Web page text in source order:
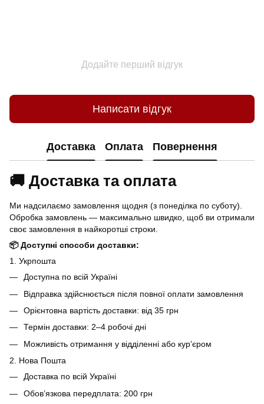
Додайте перший відгук
Написати відгук
Доставка Оплата Повернення
🚚 Доставка та оплата
Ми надсилаємо замовлення щодня (з понеділка по суботу).
Обробка замовлень — максимально швидко, щоб ви отримали
своє замовлення в найкоротші строки.
📦 Доступні способи доставки:
1. Укрпошта
Доступна по всій Україні
Відправка здійснюється після повної оплати замовлення
Орієнтовна вартість доставки: від 35 грн
Термін доставки: 2–4 робочі дні
Можливість отримання у відділенні або кур’єром
2. Нова Пошта
Доставка по всій Україні
Обов’язкова передплата: 200 грн